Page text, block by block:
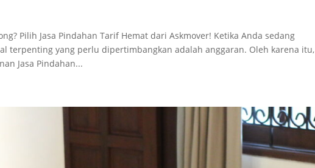
Pilih Jasa Pindahan Tarif Hemat dari Askmover! Ketika Anda sedang
terpenting yang perlu dipertimbangkan adalah anggaran. Oleh karena itu,
Jasa Pindahan...